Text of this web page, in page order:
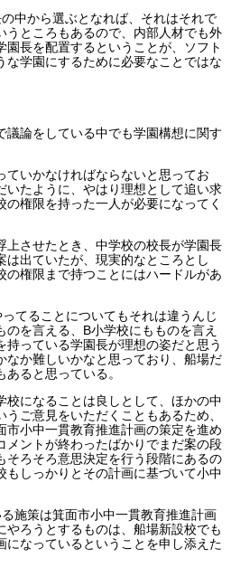
中から選ぶとなれば、それはそれで
うところもあるので、内部人材でも外
園長を配置するということが、ソフト
な学園にするために必要なことではな
議論をしている中でも学園構想に関す
ていかなければならないと思ってお
いたように、やはり理想として追い求
権限を持った一人が必要になってく
上させたとき、中学校の校長が学園長
は出ていたが、現実的なところとし
の権限まで持つことにはハードルがあ
てることについてもそれは違うんじ
のを言える、B小学校にもものを言え
持っている学園長が理想の姿だと思う
なか難しいかなと思っており、船場だ
ると思っている。
校になることは良しとして、ほかの中
ご意見をいただくこともあるため、
市小中一貫教育推進計画の策定を進め
メントが終わったばかりでまだ案の段
そろそろ意思決定を行う段階にあるの
もしっかりとその計画に基づいて小中
施策は箕面市小中一貫教育推進計画
やろうとするものは、船場新設校でも
になっているということを申し添えた